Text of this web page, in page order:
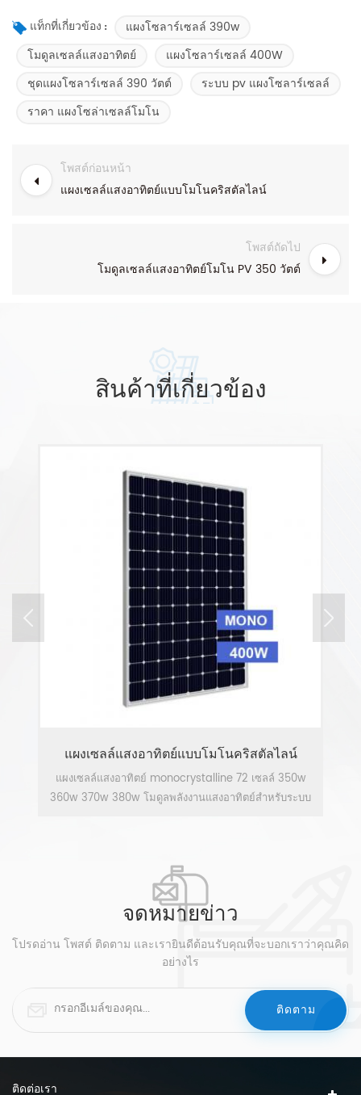
แท็กที่เกี่ยวข้อง :
แผงโซลาร์เซลล์ 390w
โมดูลเซลล์แสงอาทิตย์
แผงโซลาร์เซลล์ 400W
ชุดแผงโซลาร์เซลล์ 390 วัตต์
ระบบ pv แผงโซลาร์เซลล์
ราคา แผงโซล่าเซลล์โมโน
โพสต์ก่อนหน้า
แผงเซลล์แสงอาทิตย์แบบโมโนคริสตัลไลน์
โพสต์ถัดไป
โมดูลเซลล์แสงอาทิตย์โมโน PV 350 วัตต์
สินค้าที่เกี่ยวข้อง
หรับระบบ
โมดูลเซลล์แสงอาทิตย์โมโน PV 350 วัตต์
แผงโซลาร์เซลล์โมโนคริสตัลไลน์ 72 เซลล์ 340w 350w
360w 370w 380w โมดูลพลังงานแสงอาทิตย์สำหรับระบบ
จดหมายข่าว
โปรดอ่าน โพสต์ ติดตาม และเรายินดีต้อนรับคุณที่จะบอกเราว่าคุณคิด
อย่างไร
ติดต่อเรา